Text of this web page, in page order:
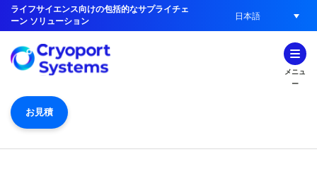
ライフサイエンス向けの包括的なサプライチェ
ーン ソリューション
日本語
メニュ
ー
お見積